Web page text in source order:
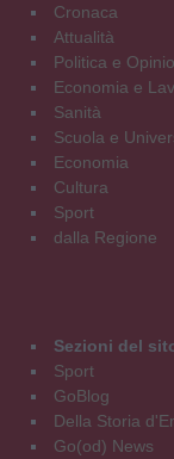
Cronaca
Attualità
Politica e
Economia e
Sanità
Scuola e
Economia
Cultura
Sport
dalla Regione
Sezioni del
Sport
GoBlog
Della Storia
Go(od) News